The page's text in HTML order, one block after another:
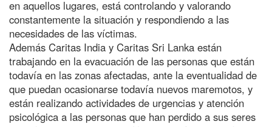
en aquellos lugares, está controlando y valorando
constantemente la situación y respondiendo a las
necesidades de las víctimas.
Además Caritas India y Caritas Sri Lanka están
trabajando en la evacuación de las personas que están
todavía en las zonas afectadas, ante la eventualidad de
que puedan ocasionarse todavía nuevos maremotos, y
están realizando actividades de urgencias y atención
psicológica a las personas que han perdido a sus seres